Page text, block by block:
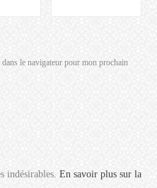
le navigateur pour mon prochain
indésirables.En savoir plus sur la